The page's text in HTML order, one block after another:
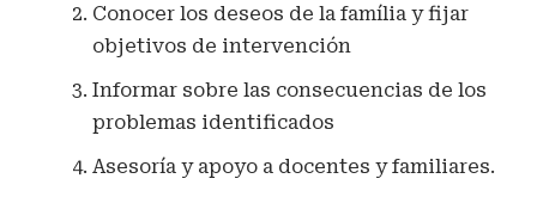
Conocer los deseos de la família y fijar
objetivos de intervención
Informar sobre las consecuencias de los
problemas identificados
Asesoría y apoyo a docentes y familiares.